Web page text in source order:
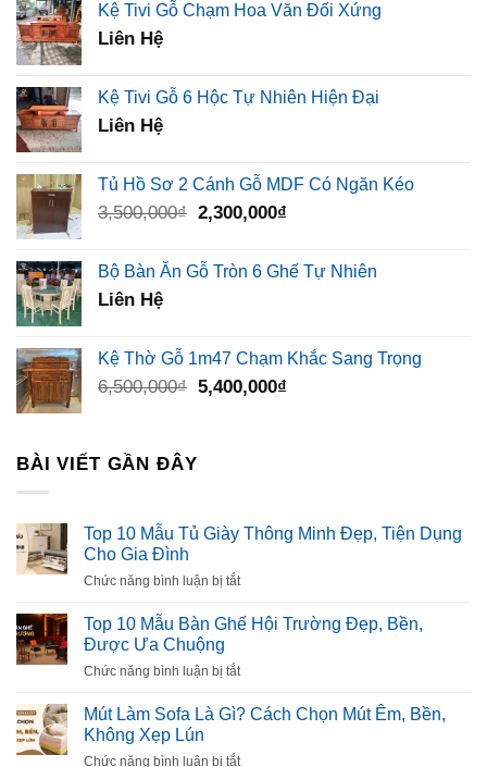
Kệ Tivi Gỗ Chạm Hoa Văn Đối Xứng
Liên Hệ
Kệ Tivi Gỗ 6 Hộc Tự Nhiên Hiện Đại
Liên Hệ
Tủ Hồ Sơ 2 Cánh Gỗ MDF Có Ngăn Kéo
3,500,000₫ Giá
là:
3,500,000₫.
2,300,000₫
tại
là:
Bộ Bàn Ăn Gỗ Tròn 6 Ghế Tự Nhiên
Liên Hệ
Kệ Thờ Gỗ 1m47 Chạm Khắc Sang Trọng
6,500,000₫ Giá
5,400,000₫
BÀI VIẾT GẦN ĐÂY
Top 10 Mẫu Tủ Giày Thông Minh Đẹp, Tiện Dụng
Cho Gia Đình
Chức năng bình luận bị tắtở
10
Giày
Minh
Tiện
Top 10 Mẫu Bàn Ghế Hội Trường Đẹp, Bền,
Được Ưa Chuộng
Chức năng bình luận bị tắtở
10
Mút Làm Sofa Là Gì? Cách Chọn Mút Êm, Bền,
Không Xẹp Lún
Chức năng bình luận bị tắtở